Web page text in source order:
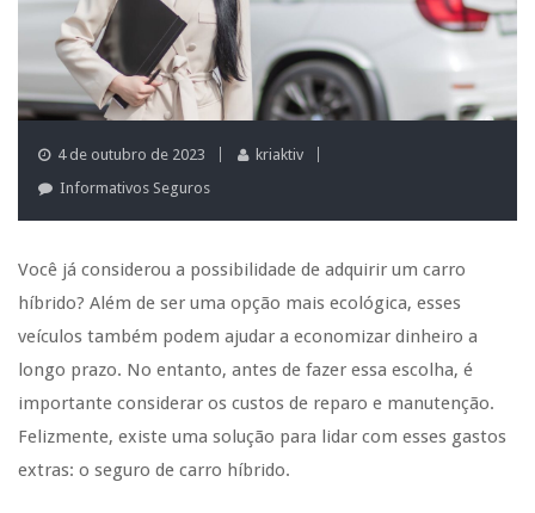
4 de outubro de 2023
kriaktiv
Informativos Seguros
Você já considerou a possibilidade de adquirir um carro
híbrido? Além de ser uma opção mais ecológica, esses
veículos também podem ajudar a economizar dinheiro a
longo prazo. No entanto, antes de fazer essa escolha, é
importante considerar os custos de reparo e manutenção.
Felizmente, existe uma solução para lidar com esses gastos
extras: o seguro de carro híbrido.